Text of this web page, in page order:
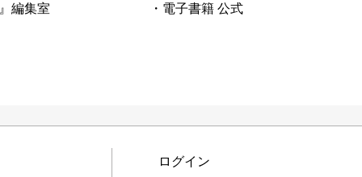
編集室 ・電子書籍 公式
ログイン